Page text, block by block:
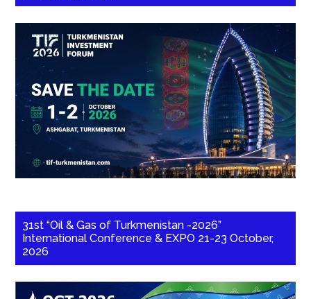
31st “Oil & Gas of Turkmenistan -2026”
International Conference & EXPO 21-23 October,
2026